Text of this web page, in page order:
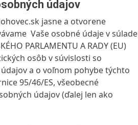
údajov
jasne a otvorene
Vaše osobné údaje v súlade
PARLAMENTU A RADY (EU)
osôb v súvislosti so
a o voľnom pohybe týchto
95/46/ES, všeobecné
údajov (ďalej len ako